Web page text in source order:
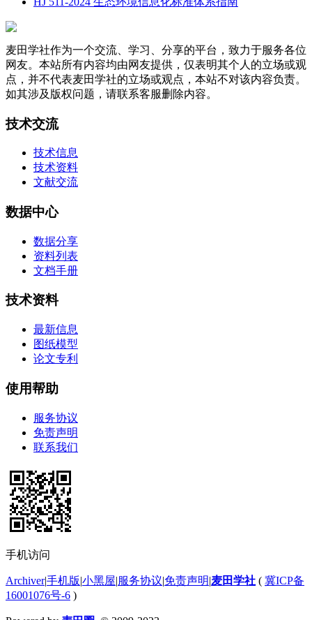
麦田学社作为一个交流、学习、分享的平台，致力于服务各位
网友。本站所有内容均由网友提供，仅表明其个人的立场或观
点，并不代表麦田学社的立场或观点，本站不对该内容负责。
如其涉及版权问题，请联系客服删除内容。
技术交流
技术信息
技术资料
文献交流
数据中心
数据分享
资料列表
文档手册
技术资料
最新信息
图纸模型
论文专利
使用帮助
服务协议
免责声明
联系我们
手机访问
Archiver|手机版|小黑屋|服务协议|免责声明|麦田学社 ( 冀ICP备
16001076号-6 )